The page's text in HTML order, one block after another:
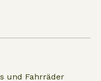
und Fahrräder